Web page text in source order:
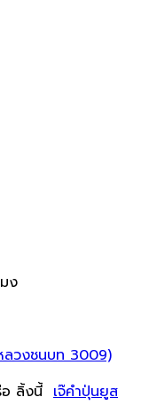
ง
ลวงชนบท 3009)
อ ลิ้งนี้ เจ๊คำปุ่นยูส